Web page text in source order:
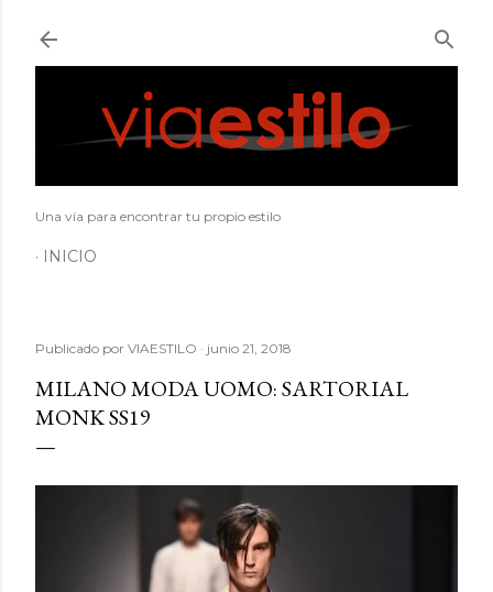
Una vía para encontrar tu propio estilo
INICIO
Publicado por VIAESTILO junio 21, 2018
MILANO MODA UOMO: SARTORIAL
MONK SS19